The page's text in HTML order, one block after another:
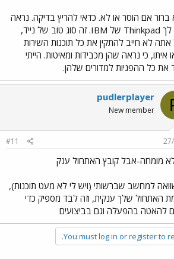
אם הוסר או לא. כדאי להריץ בדיקה. נראה
שיש לך Thinkpad של IBM. זה סוג טוב של נייד,
לא חייב להתקין את כל תוכנות השירות
איתו, כי נראה שהן מכבידות ומאיטות. הייתי
את כל ההפניות למדורים שלהן.
pudlerplayer
New member
#11
מומחה-אבל קובץ האתחול ענק
למחשב שברשותי (ויש לי לא מעט תוכנות),
האתחול שלך ענקית, וזה לבד מספיק כדי
להאטה בהפעלה וגם בביצועים
You must log in or register to